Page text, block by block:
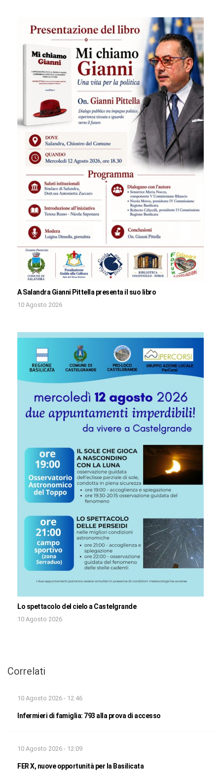
A Salandra Gianni Pittella presenta il suo libro
10 Agosto 2026
Lo spettacolo del cielo a Castelgrande
10 Agosto 2026
Correlati
10 Agosto 2026 - 12:46
Infermieri di famiglia: 793 alla prova di accesso
10 Agosto 2026 - 12:09
FER X, nuove opportunità per la Basilicata